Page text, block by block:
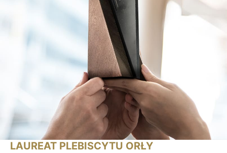
LAUREAT PLEBISCYTU ORŁY